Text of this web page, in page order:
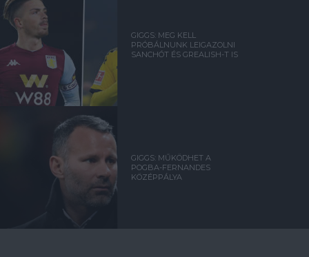
GIGGS: MEG KELL
PRÓBÁLNUNK LEIGAZOLNI
SANCHÓT ÉS GREALISH-T IS
GIGGS: MŰKÖDHET A
POGBA-FERNANDES
KÖZÉPPÁLYA